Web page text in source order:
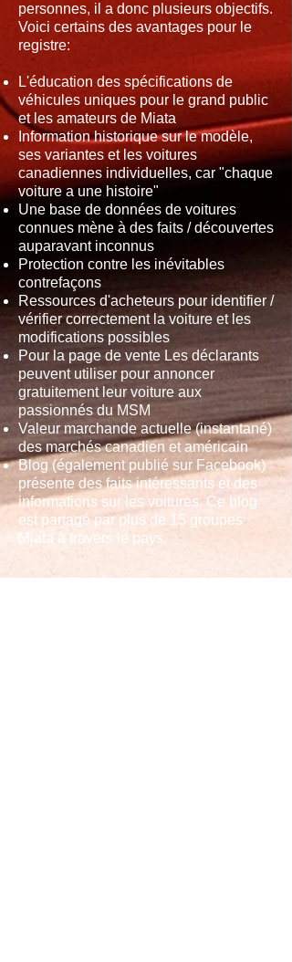
personnes, il a donc plusieurs objectifs.
Voici certains des avantages pour le
registre:
L'éducation des spécifications de
véhicules uniques pour le grand public
et les amateurs de Miata
Information historique sur le modèle,
ses variantes et les voitures
canadiennes individuelles, car "chaque
voiture a une histoire"
Une base de données de voitures
connues mène à des faits / découvertes
auparavant inconnus
Protection contre les inévitables
contrefaçons
Ressources d'acheteurs pour identifier /
vérifier correctement la voiture et les
modifications possibles
Pour la page de vente Les déclarants
peuvent utiliser pour annoncer
gratuitement leur voiture aux
passionnés du MSM
Valeur marchande actuelle (instantané)
des marchés canadien et américain
Blog (également publié sur Facebook)
présente des faits intéressants et des
informations sur les voitures. Ce blog
est partagé par plus de 15 groupes
Miata à travers le pays.